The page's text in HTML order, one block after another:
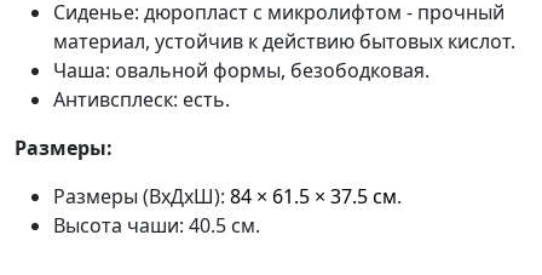
Сиденье: дюропласт с микролифтом - прочный
материал, устойчив к действию бытовых кислот.
Чаша: овальной формы, безободковая.
Антивсплеск: есть.
Размеры:
Размеры (ВхДхШ): 84 × 61.5 × 37.5 см.
Высота чаши: 40.5 см.